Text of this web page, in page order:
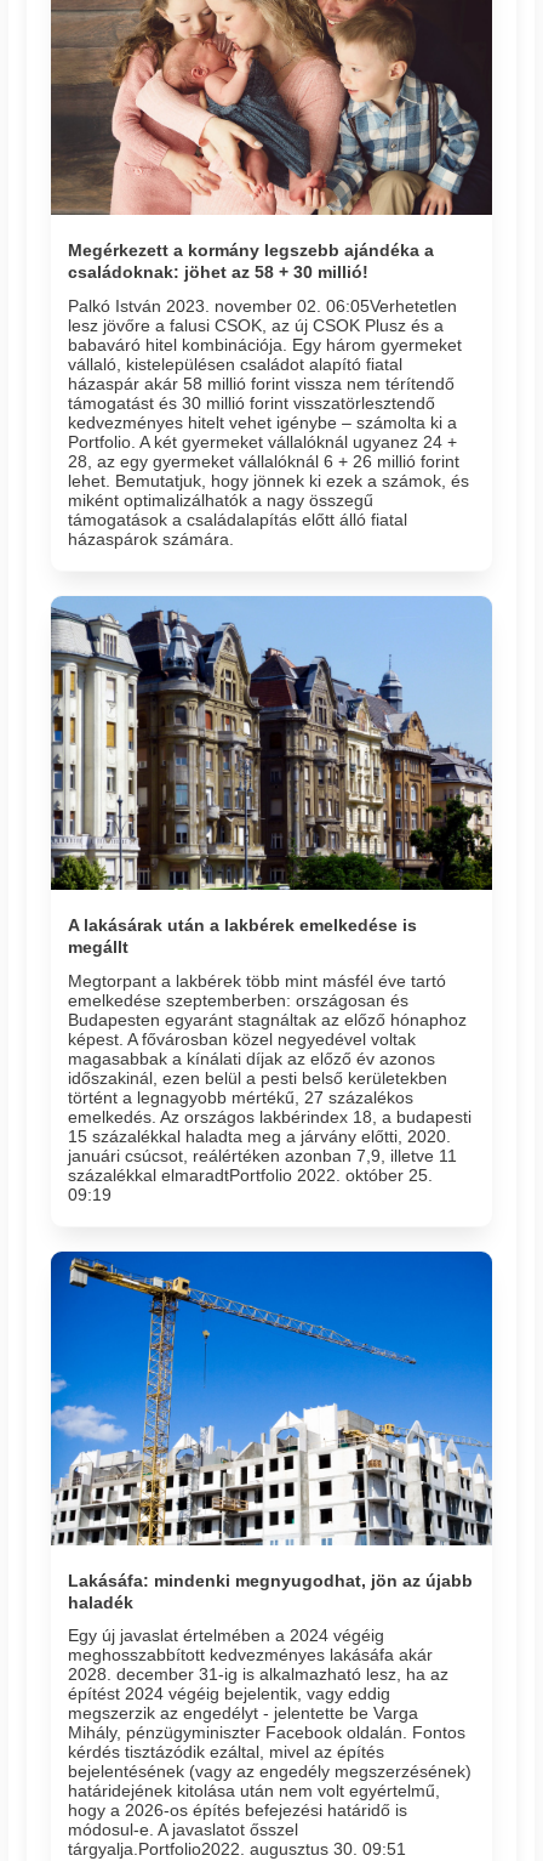
Megérkezett a kormány legszebb ajándéka a
családoknak: jöhet az 58 + 30 millió!
Palkó István 2023. november 02. 06:05​Verhetetlen
lesz jövőre a falusi CSOK, az új CSOK Plusz és a
babaváró hitel kombinációja. Egy három gyermeket
vállaló, kistelepülésen családot alapító fiatal
házaspár akár 58 millió forint vissza nem térítendő
támogatást és 30 millió forint visszatörlesztendő
kedvezményes hitelt vehet igénybe – számolta ki a
Portfolio. A két gyermeket vállalóknál ugyanez 24 +
28, az egy gyermeket vállalóknál 6 + 26 millió forint
lehet. Bemutatjuk, hogy jönnek ki ezek a számok, és
miként optimalizálhatók a nagy összegű
támogatások a családalapítás előtt álló fiatal
házaspárok számára.
A lakásárak után a lakbérek emelkedése is
megállt
Megtorpant a lakbérek több mint másfél éve tartó
emelkedése szeptemberben: országosan és
Budapesten egyaránt stagnáltak az előző hónaphoz
képest. A fővárosban közel negyedével voltak
magasabbak a kínálati díjak az előző év azonos
időszakinál, ezen belül a pesti belső kerületekben
történt a legnagyobb mértékű, 27 százalékos
emelkedés. Az országos lakbérindex 18, a budapesti
15 százalékkal haladta meg a járvány előtti, 2020.
januári csúcsot, reálértéken azonban 7,9, illetve 11
százalékkal elmaradtPortfolio 2022. október 25.
09:19
Lakásáfa: mindenki megnyugodhat, jön az újabb
haladék
Egy új javaslat értelmében a 2024 végéig
meghosszabbított kedvezményes lakásáfa akár
2028. december 31-ig is alkalmazható lesz, ha az
építést 2024 végéig bejelentik, vagy eddig
megszerzik az engedélyt - jelentette be Varga
Mihály, pénzügyminiszter Facebook oldalán. Fontos
kérdés tisztázódik ezáltal, mivel az építés
bejelentésének (vagy az engedély megszerzésének)
határidejének kitolása után nem volt egyértelmű,
hogy a 2026-os építés befejezési határidő is
módosul-e. A javaslatot ősszel
tárgyalja.Portfolio2022. augusztus 30. 09:51